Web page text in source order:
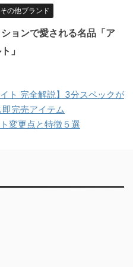
その他ブランド
ョンで愛される名品「ア
」
ト 完全解説】3分スペックが
完売アイテム
変更点と特徴５選